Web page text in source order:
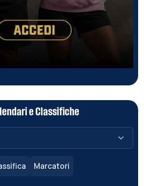
e Classifiche
Marcatori